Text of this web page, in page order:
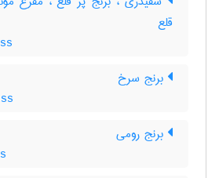
قلع
برنج سرخ
برنج رومی